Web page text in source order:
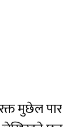
मुछेल पार